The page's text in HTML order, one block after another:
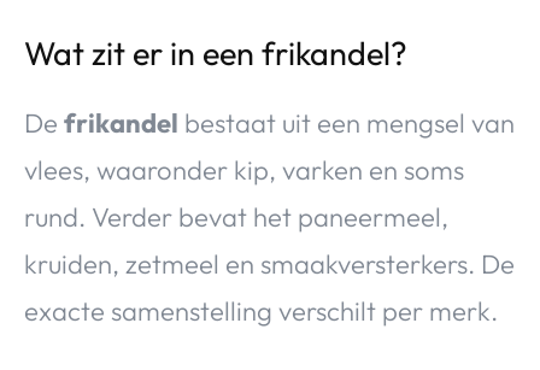
Wat zit er in een frikandel?
De frikandel bestaat uit een mengsel van
vlees, waaronder kip, varken en soms
rund. Verder bevat het paneermeel,
kruiden, zetmeel en smaakversterkers. De
exacte samenstelling verschilt per merk.